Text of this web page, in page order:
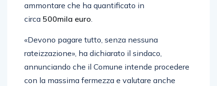
ammontare che ha quantificato in
circa 500mila euro.
«Devono pagare tutto, senza nessuna
rateizzazione», ha dichiarato il sindaco,
annunciando che il Comune intende procedere
con la massima fermezza e valutare anche